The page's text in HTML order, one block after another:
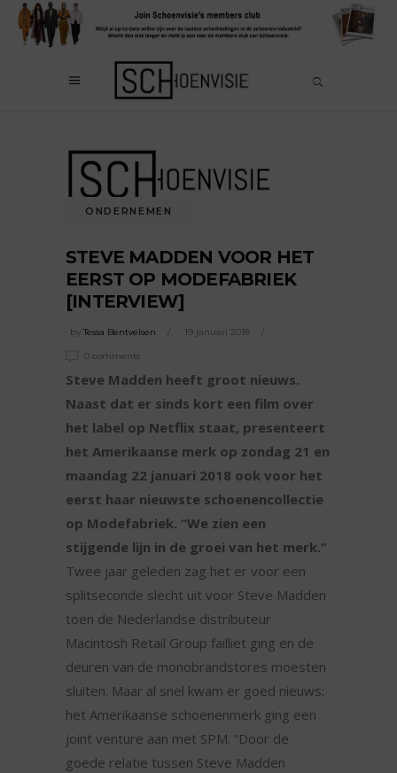
ONDERNEMEN
STEVE MADDEN VOOR HET
EERST OP MODEFABRIEK
[INTERVIEW]
by Tessa Bentvelsen 19 januari 2018
0 comments
Steve Madden heeft groot nieuws.
Naast dat er sinds kort een film over
het label op Netflix staat, presenteert
het Amerikaanse merk op zondag 21 en
maandag 22 januari 2018 ook voor het
eerst haar nieuwste schoenencollectie
op Modefabriek. “We zien een
stijgende lijn in de groei van het merk.”
Twee jaar geleden zag het er voor een
splitseconde slecht uit voor Steve Madden
toen de Nederlandse distributeur
Macintosh Retail Group failliet ging en de
deuren van de monobrandstores moesten
sluiten. Maar al snel kwam er goed nieuws:
het Amerikaanse schoenenmerk ging een
joint venture aan met SPM. “Door de
goede relatie tussen Steve Madden